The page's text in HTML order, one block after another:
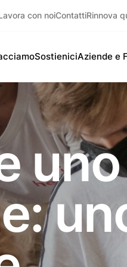
SostieniciAziende e
con noiContattiRinnova
uno